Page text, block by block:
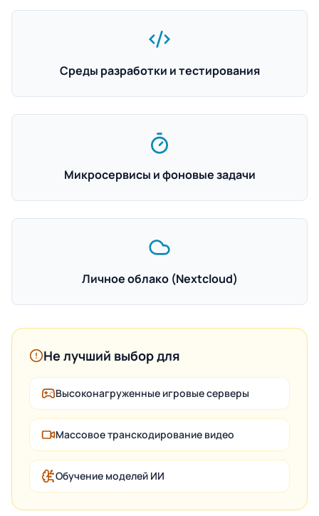
Среды разработки и тестирования
Микросервисы и фоновые задачи
Личное облако (Nextcloud)
Не лучший выбор для
Высоконагруженные игровые серверы
Массовое транскодирование видео
Обучение моделей ИИ